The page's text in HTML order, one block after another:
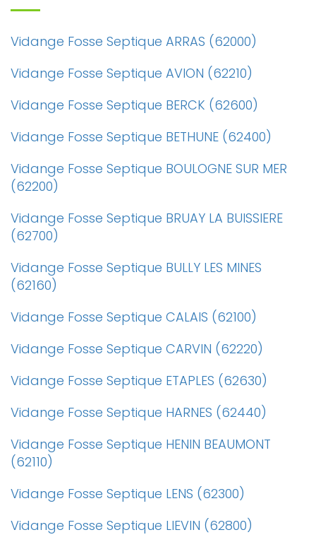
Vidange Fosse Septique ARRAS (62000)
Vidange Fosse Septique AVION (62210)
Vidange Fosse Septique BERCK (62600)
Vidange Fosse Septique BETHUNE (62400)
Vidange Fosse Septique BOULOGNE SUR MER
(62200)
Vidange Fosse Septique BRUAY LA BUISSIERE
(62700)
Vidange Fosse Septique BULLY LES MINES
(62160)
Vidange Fosse Septique CALAIS (62100)
Vidange Fosse Septique CARVIN (62220)
Vidange Fosse Septique ETAPLES (62630)
Vidange Fosse Septique HARNES (62440)
Vidange Fosse Septique HENIN BEAUMONT
(62110)
Vidange Fosse Septique LENS (62300)
Vidange Fosse Septique LIEVIN (62800)